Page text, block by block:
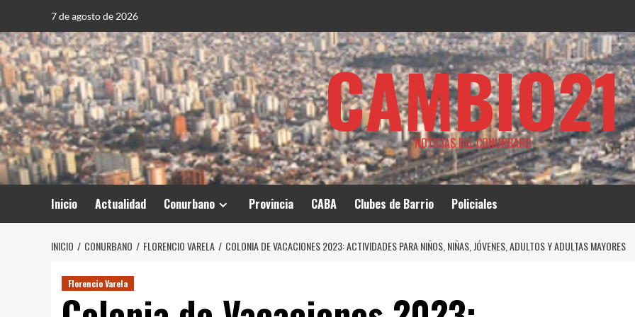
contenido
7 de agosto de 2026
CAMBIO21
NOTICIAS DEL CONURBANO
Inicio Actualidad Conurbano Provincia CABA Clubes de Barrio Policiales
INICIO CONURBANO FLORENCIO VARELA COLONIA DE VACACIONES 2023: ACTIVIDADES PARA NIÑOS, NIÑAS, JÓVENES, ADULTOS Y ADULTAS MAYORES
Florencio Varela